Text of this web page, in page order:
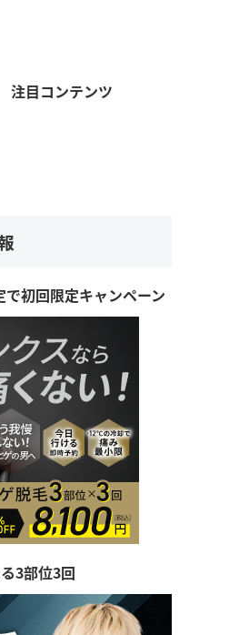
注目コンテンツ
初回限定キャンペーン
3部位3回